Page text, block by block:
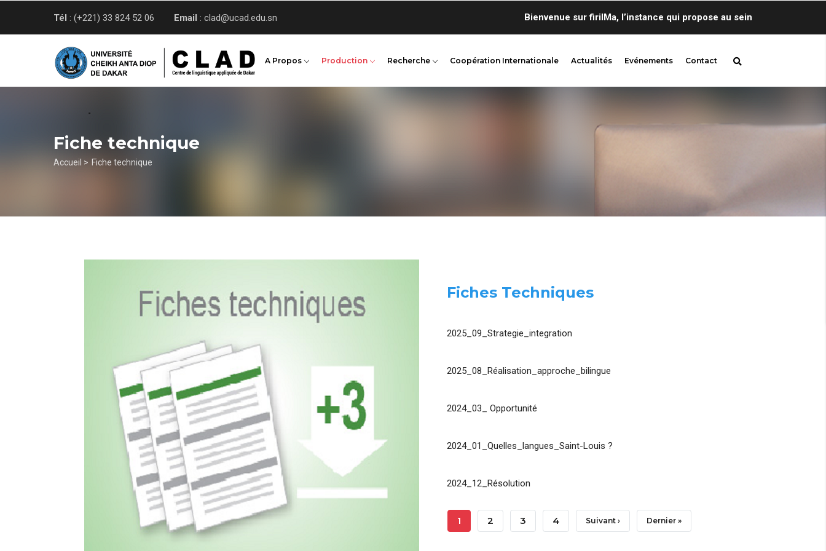
Tél : (+221) 33 824 52 06 Email : clad@ucad.edu.sn Bienvenue sur firilMa, l’instance qui propose au sein de Centre de
A Propos Production Recherche Coopération Internationale Actualités Evénements Contact
Fiche technique
Fil
Accueil > Fiche technique
Fiches Techniques
2025_09_Strategie_integration
2025_08_Réalisation_approche_bilingue
2024_03_ Opportunité
2024_01_Quelles_langues_Saint-Louis ?
2024_12_Résolution
Pagination
Page
1 Page
2 Page
3 Page
4 Page
Suivant › Dernière
Dernier »